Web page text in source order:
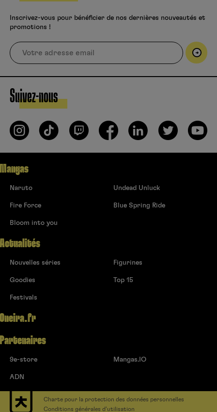
Inscrivez-vous pour bénéficier de nos dernières nouveautés et
promotions !
Suivez-nous
Mangas
Naruto
Fire Force
Bloom into you
Undead Unluck
Blue Spring Ride
Actualités
Nouvelles séries
Goodies
Festivals
Figurines
Top 15
Oneira.fr
Partenaires
9e-store
ADN
Mangas.IO
Charte pour la protection des données personnelles
Conditions générales d’utilisation